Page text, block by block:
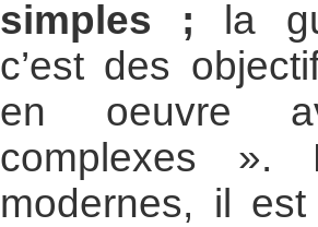
simples ; la
c’est des
en oeuvre
complexes ».
modernes, il